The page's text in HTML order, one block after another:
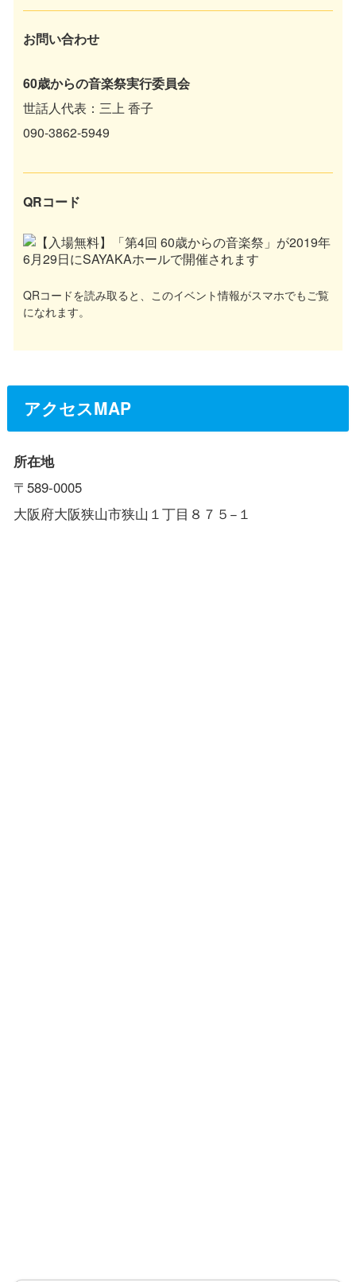
お問い合わせ
60歳からの音楽祭実行委員会
世話人代表：三上 香子
090-3862-5949
QRコード
QRコードを読み取ると、このイベント情報がスマホでもご覧
になれます。
アクセスMAP
所在地
〒589-0005
大阪府大阪狭山市狭山１丁目８７５−１